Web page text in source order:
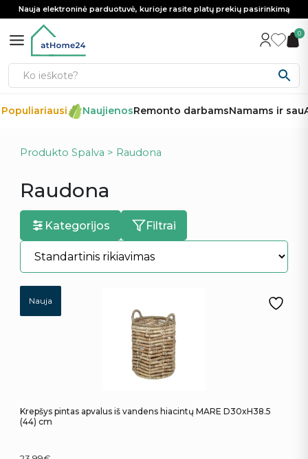
Nauja elektroninė parduotuvė, kurioje rasite platų prekių pasirinkimą
0
NaujienosRemonto darbamsNamams ir sau
Produkto Spalva > Raudona
Raudona
Kategorijos Filtrai
Nauja
Krepšys pintas apvalus iš vandens hiacintų MARE D30xH38.5
(44) cm